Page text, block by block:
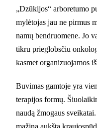
„Dzūkijos“ arboretumo
mylėtojas jau ne pirmus
namų bendruomene. Jo
tikru prieglobsčiu
kasmet organizuojamos
Buvimas gamtoje yra
terapijos formų.
naudą žmogaus
mažina aukštą